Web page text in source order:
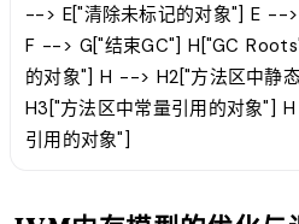
--> E["清除未标记的对象"] E --
F --> G["结束GC"] H["GC
的对象"] H --> H2["方法区中静
H3["方法区中常量引用的对象"]
引用的对象"]